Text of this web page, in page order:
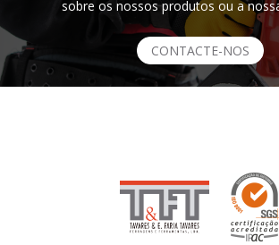
sobre os nossos produtos ou a
CONTACTE-NOS